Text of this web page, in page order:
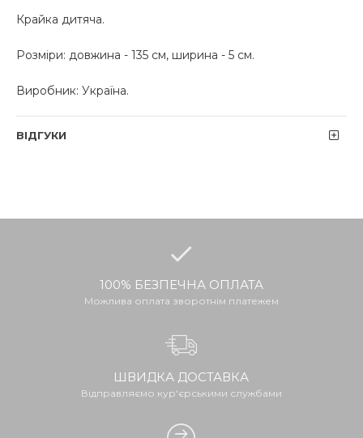
Крайка дитяча.
Розміри: довжина - 135 см, ширина - 5 см.
Виробник: Україна.
ВІДГУКИ
100% БЕЗПЕЧНА ОПЛАТА
Можлива оплата зворотнім платежем
ШВИДКА ДОСТАВКА
Відправляємо кур'єрськими службами